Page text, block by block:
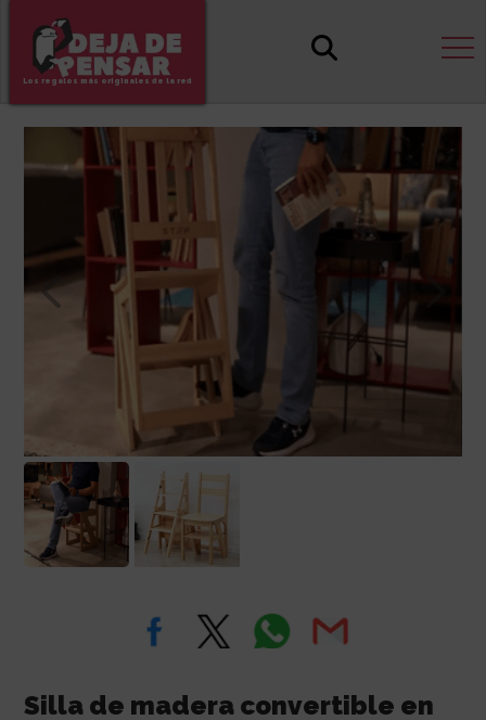
Los regalos más originales de la red
Silla de madera convertible en